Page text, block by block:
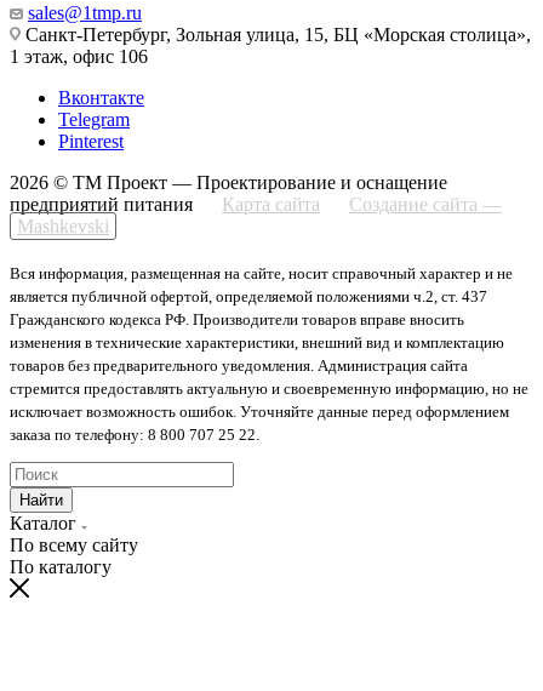
sales@1tmp.ru
Санкт-Петербург, Зольная улица, 15, БЦ «Морская столица»,
1 этаж, офис 106
Вконтакте
Telegram
Pinterest
2026 © ТМ Проект — Проектирование и оснащение
предприятий питания
Карта сайта
Создание сайта —
Mashkevski
Вся информация, размещенная на сайте, носит справочный характер и не
является публичной офертой, определяемой положениями ч.2, ст. 437
Гражданского кодекса РФ. Производители товаров вправе вносить
изменения в технические характеристики, внешний вид и комплектацию
товаров без предварительного уведомления. Администрация сайта
стремится предоставлять актуальную и своевременную информацию, но не
исключает возможность ошибок. Уточняйте данные перед оформлением
заказа по телефону: 8 800 707 25 22.
Найти
Каталог
По всему сайту
По каталогу